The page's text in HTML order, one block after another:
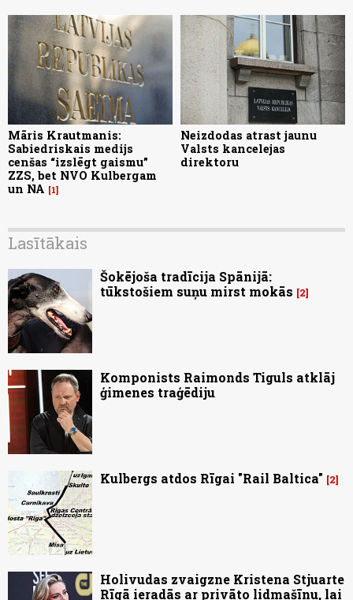
Māris Krautmanis:
Sabiedriskais medijs
cenšas “izslēgt gaismu”
ZZS, bet NVO Kulbergam
un NA
1
Neizdodas atrast jaunu
Valsts kancelejas
direktoru
Lasītākais
Šokējoša tradīcija Spānijā:
tūkstošiem suņu mirst mokās
2
Komponists Raimonds Tiguls atklāj
ģimenes traģēdiju
Kulbergs atdos Rīgai "Rail Baltica" 2
Holivudas zvaigzne Kristena Stjuarte
Rīgā ieradās ar privāto lidmašīnu, lai